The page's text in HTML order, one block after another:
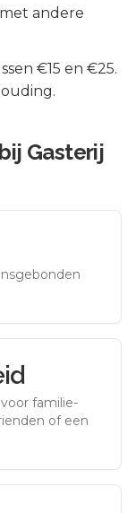
andere
€15 en €25.
Gasterij
familie-
of een